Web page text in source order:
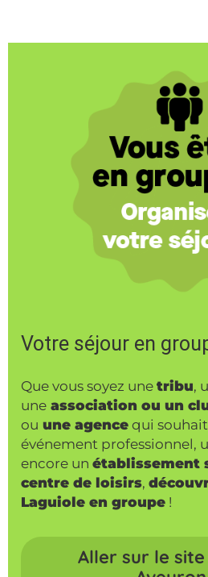
Votre séjour en
Que vous soyez une tribu,
une association ou un
ou une agence qui
événement professionnel,
encore un établissement
centre de loisirs,
Laguiole en groupe !
Aller sur le